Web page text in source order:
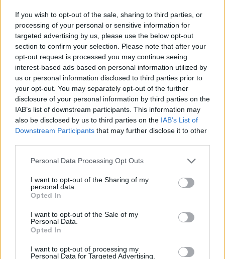
If you wish to opt-out of the sale, sharing to third parties, or
processing of your personal or sensitive information for
targeted advertising by us, please use the below opt-out
section to confirm your selection. Please note that after your
opt-out request is processed you may continue seeing
interest-based ads based on personal information utilized by
us or personal information disclosed to third parties prior to
your opt-out. You may separately opt-out of the further
disclosure of your personal information by third parties on the
IAB’s list of downstream participants. This information may
also be disclosed by us to third parties on the IAB’s List of
Downstream Participants that may further disclose it to other
Personal Data Processing Opt Outs
I want to opt-out of the Sharing of my
personal data.
Opted In
I want to opt-out of the Sale of my
Personal Data.
Opted In
I want to opt-out of processing my
Personal Data for Targeted Advertising.
ALTRE NOTIZIE DI BUSTO GAROLFO